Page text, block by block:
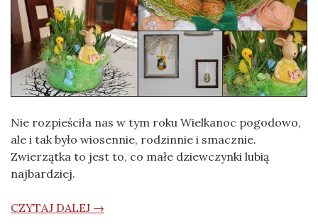
Nie rozpieściła nas w tym roku Wielkanoc pogodowo,
ale i tak było wiosennie, rodzinnie i smacznie.
Zwierzątka to jest to, co małe dziewczynki lubią
najbardziej.
CZYTAJ DALEJ →